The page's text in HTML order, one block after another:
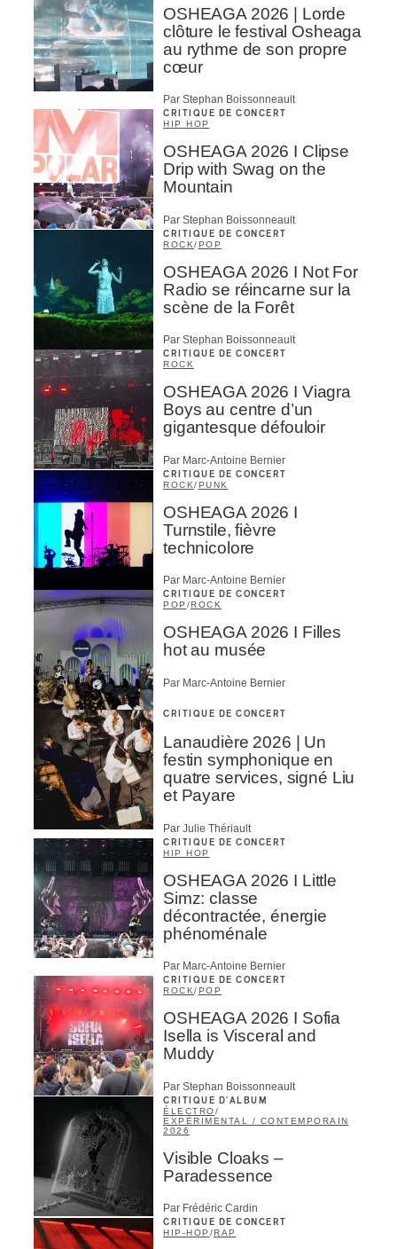
OSHEAGA 2026 | Lorde
clôture le festival Osheaga
au rythme de son propre
cœur
Par Stephan Boissonneault
CRITIQUE DE CONCERT
HIP HOP
OSHEAGA 2026 I Clipse
Drip with Swag on the
Mountain
Par Stephan Boissonneault
CRITIQUE DE CONCERT
ROCK/POP
OSHEAGA 2026 I Not For
Radio se réincarne sur la
scène de la Forêt
Par Stephan Boissonneault
CRITIQUE DE CONCERT
ROCK
OSHEAGA 2026 I Viagra
Boys au centre d’un
gigantesque défouloir
Par Marc-Antoine Bernier
CRITIQUE DE CONCERT
ROCK/PUNK
OSHEAGA 2026 I
Turnstile, fièvre
technicolore
Par Marc-Antoine Bernier
CRITIQUE DE CONCERT
POP /ROCK
OSHEAGA 2026 I Filles
hot au musée
Par Marc-Antoine Bernier
CRITIQUE DE CONCERT
Lanaudière 2026 | Un
festin symphonique en
quatre services, signé Liu
et Payare
Par Julie Thériault
CRITIQUE DE CONCERT
HIP HOP
OSHEAGA 2026 I Little
Simz: classe
décontractée, énergie
phénoménale
Par Marc-Antoine Bernier
CRITIQUE DE CONCERT
ROCK/POP
OSHEAGA 2026 I Sofia
Isella is Visceral and
Muddy
Par Stephan Boissonneault
CRITIQUE D'ALBUM
ÉLECTRO/
EXPÉRIMENTAL / CONTEMPORAIN
2026
Visible Cloaks –
Paradessence
Par Frédéric Cardin
CRITIQUE DE CONCERT
HIP-HOP /RAP